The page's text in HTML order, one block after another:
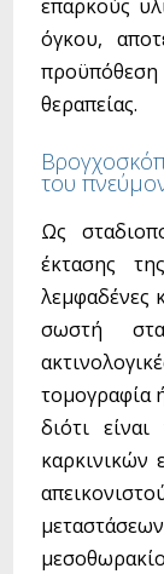
επαρκούς
όγκου,
θεραπείας.
του
Ως
έκτασης
λεμφαδένες
σωστή
τομογραφία
διότι